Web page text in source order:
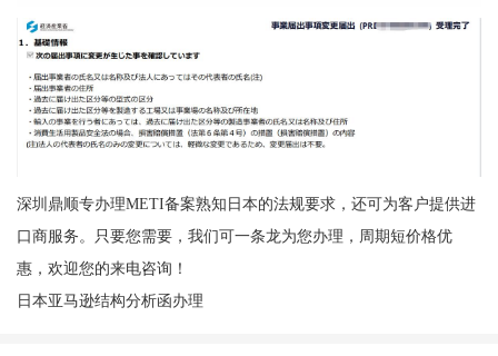
深圳鼎顺专办理METI备案熟知日本的法规要求，还可为客户提供进
口商服务。只要您需要，我们可一条龙为您办理，周期短价格优
惠，欢迎您的来电咨询！
日本亚马逊结构分析函办理